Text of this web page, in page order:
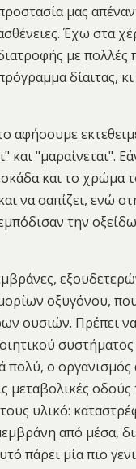
μας
Έχω στα
με πολλές
δίαιτας,
αφήσουμε
και "μαραίνεται".
και το χρώμα
να σαπίζει, ενώ
την
οξυγόνου,
ουσιών. Πρέπει να
ο οργανισμός
μεταβολικές
υλικό:
από μέσα,
πάρει μία πιο